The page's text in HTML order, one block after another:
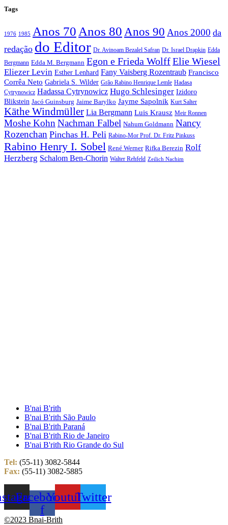
Tags
1976 1985 Anos 70 Anos 80 Anos 90 Anos 2000 da
redação do Editor Dr. Avinoam Bezalel Safran Dr. Israel Drapkin Edda
Bergmann Edda M. Bergmann Egon e Frieda WolffElie Wiesel
Eliezer Levin Esther Lenhard Fany Vaisberg Rozentraub Francisco
Corrêa Neto Gabriela S. Wilder Grão Rabino Henrique Lemle Hadasa
Cytrynowicz Hadassa Cytrynowicz Hugo Schlesinger Izidoro
Blikstein Jacó Guinsburg Jaime Barylko Jayme Sapolnik Kurt Salter
Käthe Windmüller Lia Bergmann Luis Krausz Meir Ronnen
Moshe Kohn Nachman Falbel Nahum Goldmann Nancy
Rozenchan Pinchas H. Peli Rabino-Mor Prof. Dr. Fritz Pinkuss
Rabino Henry I. Sobel René Werner Rifka Berezin Rolf
Herzberg Schalom Ben-Chorin Walter Rehfeld Zeilich Nachim
B'nai B'rith
B'nai B'rith São Paulo
B'nai B'rith Paraná
B'nai B'rith Rio de Janeiro
B'nai B'rith Rio Grande do Sul
Tel: (55-11) 3082-5844
Fax: (55-11) 3082-5885
Facebook-
f
YoutubeTwitter
©2023 Bnai-Brith